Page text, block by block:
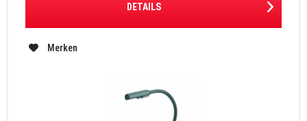
DETAILS
Merken